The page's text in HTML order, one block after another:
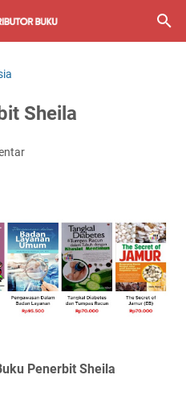
Sheila
Penerbit Sheila